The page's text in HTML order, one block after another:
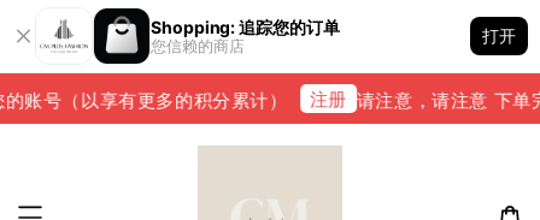
Shopping: 追踪您的订单
您信赖的商店
打开
号（以享有更多的积分累计） 注册 请注意，请注意 下单完